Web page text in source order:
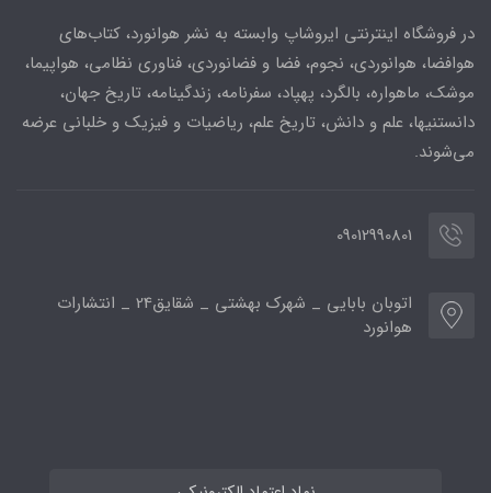
در فروشگاه اینترنتی ایروشاپ وابسته به نشر هوانورد، کتاب‌های
هوافضا، هوانوردی، نجوم، فضا و فضانوردی، فناوری نظامی، هواپیما،
موشک، ماهواره، بالگرد، پهپاد، سفرنامه، زندگینامه، تاریخ جهان،
دانستنیها، علم و دانش، تاریخ علم، ریاضیات و فیزیک و خلبانی عرضه
می‌شوند.
09012990801
اتوبان بابایی _ شهرک بهشتی _ شقایق24 _ انتشارات
هوانورد